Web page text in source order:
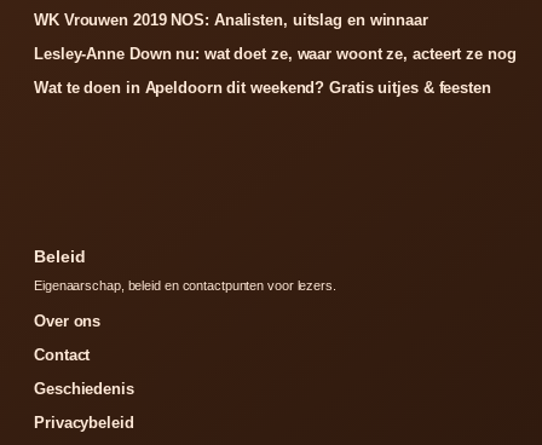
WK Vrouwen 2019 NOS: Analisten, uitslag en winnaar
Lesley-Anne Down nu: wat doet ze, waar woont ze, acteert ze nog
Wat te doen in Apeldoorn dit weekend? Gratis uitjes & feesten
Beleid
Eigenaarschap, beleid en contactpunten voor lezers.
Over ons
Contact
Geschiedenis
Privacybeleid